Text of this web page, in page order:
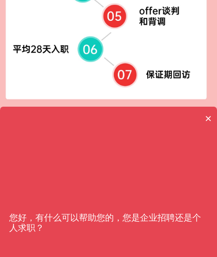
×
您好，有什么可以帮助您的，您是企业招聘还是个
人求职？